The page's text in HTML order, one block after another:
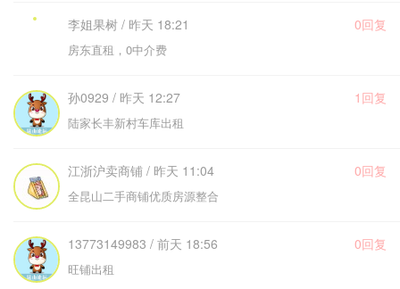
李姐果树 / 昨天 18:21 0回复
房东直租，0中介费
孙0929 / 昨天 12:27 1回复
陆家长丰新村车库出租
江浙沪卖商铺 / 昨天 11:04 0回复
全昆山二手商铺优质房源整合
13773149983 / 前天 18:56 0回复
旺铺出租